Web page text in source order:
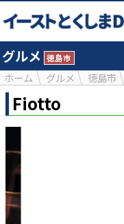
グルメ 徳島市
ホーム グルメ 徳島市
Fiotto